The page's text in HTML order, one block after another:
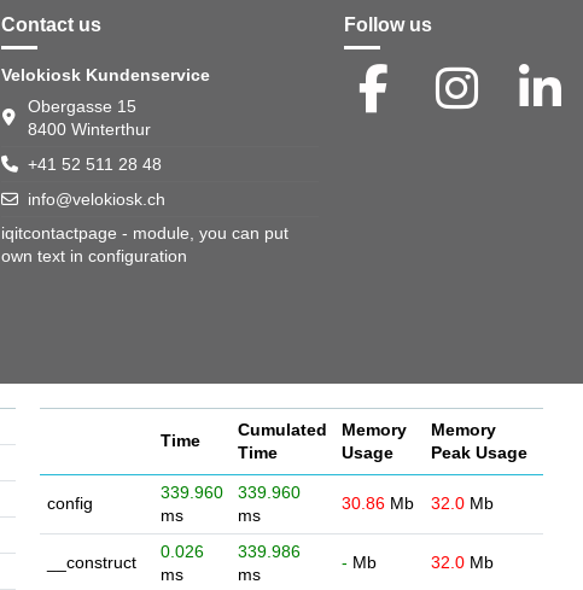
Contact us
Velokiosk Kundenservice
Obergasse 15
8400 Winterthur
+41 52 511 28 48
info@velokiosk.ch
iqitcontactpage - module, you can put
own text in configuration
Follow us
Time
Cumulated
Time
Memory
Usage
Memory
Peak Usage
config
339.960
ms
339.960
ms
30.86Mb 32.0Mb
__construct
0.026
ms
339.986
ms
- Mb 32.0Mb